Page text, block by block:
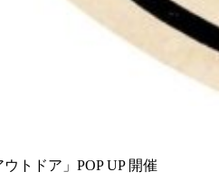
トドア」POP UP 開催